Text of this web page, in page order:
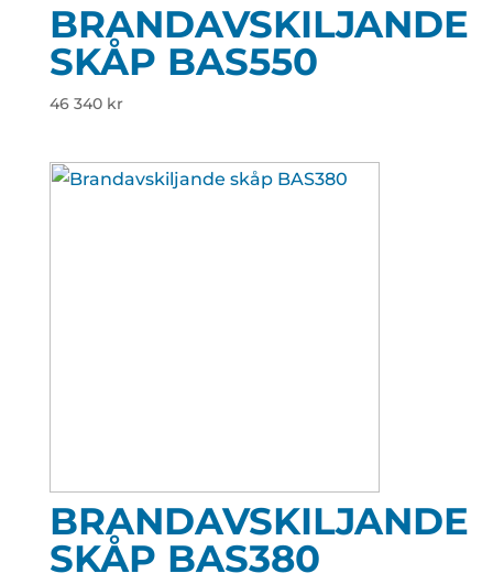
BRANDAVSKILJANDE
SKÅP BAS550
46 340 kr
BRANDAVSKILJANDE
SKÅP BAS380